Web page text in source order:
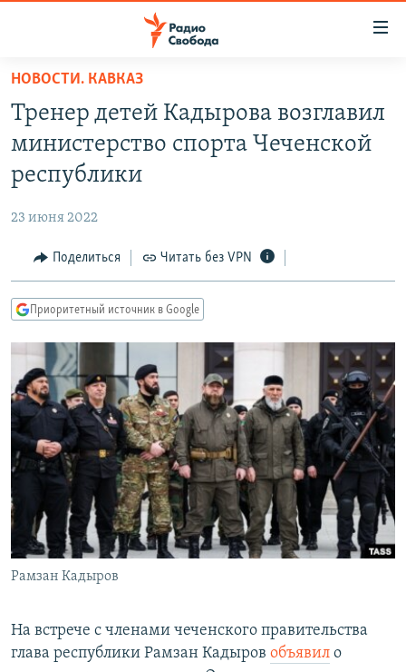
упрощенного
доступа
основному
Вернутся
Вернутся
поиску
ПОДКАСТЫ
АВТОРСКИЕ ПРОЕКТЫ
МНЕНИЯ
КУЛЬТУРА
КАВКАЗ.РЕАЛИИ
СЕВЕР.РЕАЛИИ
СИБИРЬ.РЕАЛИИ
РАСПИСАНИЕ ВЕЩАНИЯ
ПОДПИШИТЕСЬ НА РАССЫЛКУ
СОЦИАЛЬНЫЕ СЕТИ
Все сайты РСЕ/РС
НОВОСТИ. КАВКАЗ
Тренер детей Кадырова возглавил
министерство спорта Чеченской
республики
23 июня 2022
Поделиться Читать без VPN
Приоритетный источник в Google
Рамзан Кадыров
На встрече с членами чеченского правительства
глава республики Рамзан Кадыров объявил о